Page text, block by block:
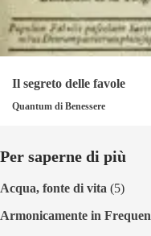
Il segreto delle favole
Quantum di Benessere
Per saperne di più
Acqua, fonte di vita (5)
Armonicamente in